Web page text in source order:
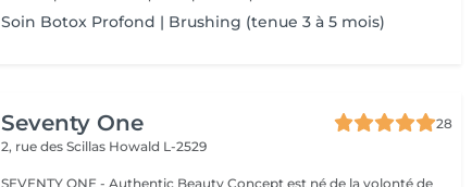
Soin Botox Profond | Brushing (tenue 3 à 5 mois)
Seventy One
28
2, rue des Scillas Howald L-2529
SEVENTY ONE - Authentic Beauty Concept est né de la volonté de